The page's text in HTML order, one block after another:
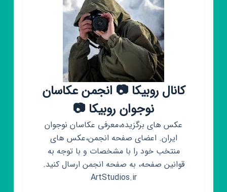
کانال روبیکا 📷 انجمن عکاسان
نوجوان روبیکا 📷
عکس های برگزیده،معرفی عکاسان نوجوان
ایران. اعضای صفحه انجمن،عکس های
منتخب خود را با مشخصات و با توجه به
قوانین صفحه، به صفحه انجمن ارسال کنید.
ArtStudios.ir